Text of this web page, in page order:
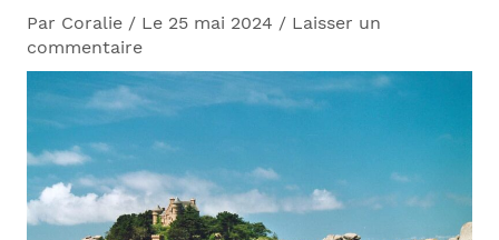
Par Coralie / Le 25 mai 2024 / Laisser un
commentaire